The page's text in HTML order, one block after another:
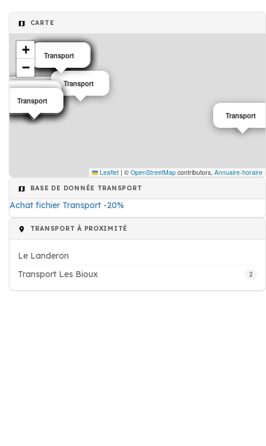
CARTE
Transport
Transport
Transport
Transport
Transport
Transport
Transport
Transport
Transport
Transport
Transport
Transport
Transport
Transport
Transport
Transport
Transport
+
−
Leaflet | © OpenStreetMap contributors, Annuaire-horaire
BASE DE DONNÉE TRANSPORT
Achat fichier Transport -20%
TRANSPORT À PROXIMITÉ
Le Landeron
Transport Les Bioux
2